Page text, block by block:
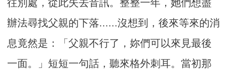
往別處，從此失去音訊。整整一年，她們想盡
辦法尋找父親的下落......沒想到，後來等來的消
息竟然是：「父親不行了，妳們可以來見最後
一面。」短短一句話，聽來格外刺耳。當初那